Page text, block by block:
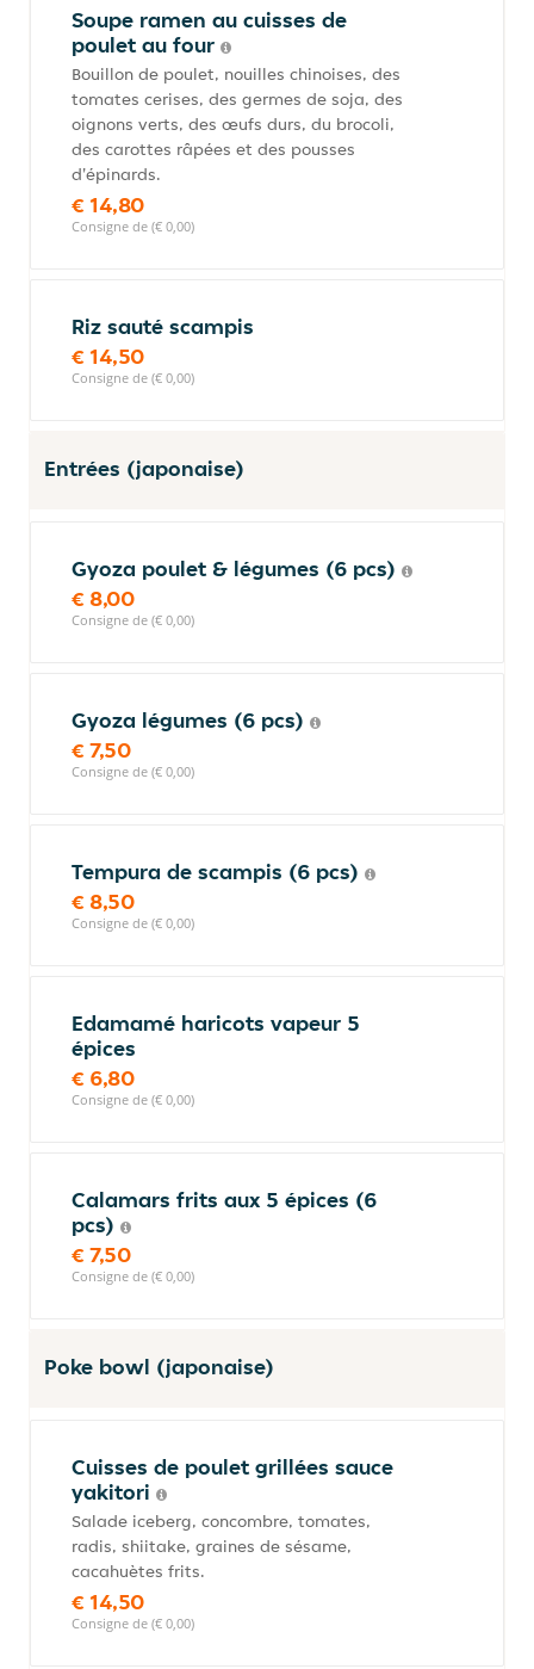
Soupe ramen au cuisses de
poulet au four
Bouillon de poulet, nouilles chinoises, des
tomates cerises, des germes de soja, des
oignons verts, des œufs durs, du brocoli,
des carottes râpées et des pousses
d'épinards.
€ 14,80
Consigne de (€ 0,00)
Riz sauté scampis
€ 14,50
Consigne de (€ 0,00)
Entrées (japonaise)
Gyoza poulet & légumes (6 pcs)
€ 8,00
Consigne de (€ 0,00)
Gyoza légumes (6 pcs)
€ 7,50
Consigne de (€ 0,00)
Tempura de scampis (6 pcs)
€ 8,50
Consigne de (€ 0,00)
Edamamé haricots vapeur 5
épices
€ 6,80
Consigne de (€ 0,00)
Calamars frits aux 5 épices (6
pcs)
€ 7,50
Consigne de (€ 0,00)
Poke bowl (japonaise)
Cuisses de poulet grillées sauce
yakitori
Salade iceberg, concombre, tomates,
radis, shiitake, graines de sésame,
cacahuètes frits.
€ 14,50
Consigne de (€ 0,00)